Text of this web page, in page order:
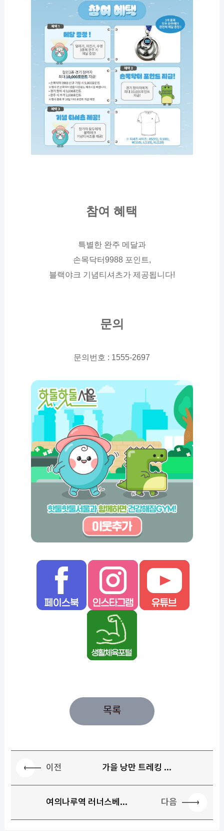
참여 혜택
특별한 완주 메달과
손목닥터9988 포인트,
블랙야크 기념티셔츠가 제공됩니다!
문의
문의번호 : 1555-2697
목록
이전 가을 낭만 트레킹 ...
여의나루역 러너스베... 다음